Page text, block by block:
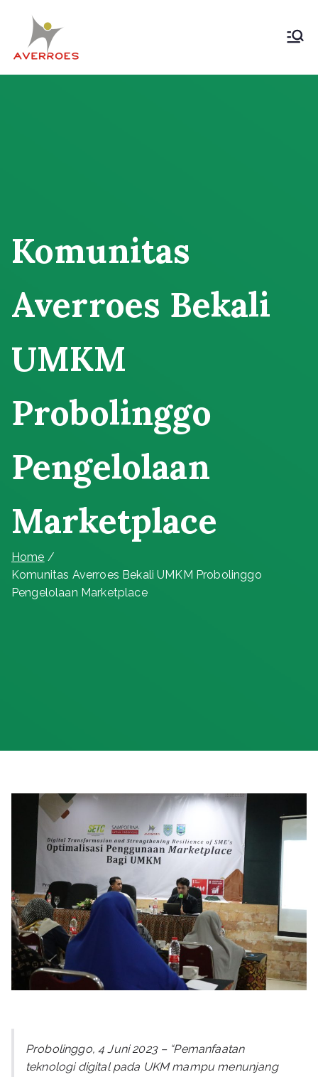
content
Komunitas
Averroes Bekali
UMKM
Probolinggo
Pengelolaan
Marketplace
Home
Komunitas Averroes Bekali UMKM Probolinggo
Pengelolaan Marketplace
Probolinggo, 4 Juni 2023 – “Pemanfaatan
teknologi digital pada UKM mampu menunjang